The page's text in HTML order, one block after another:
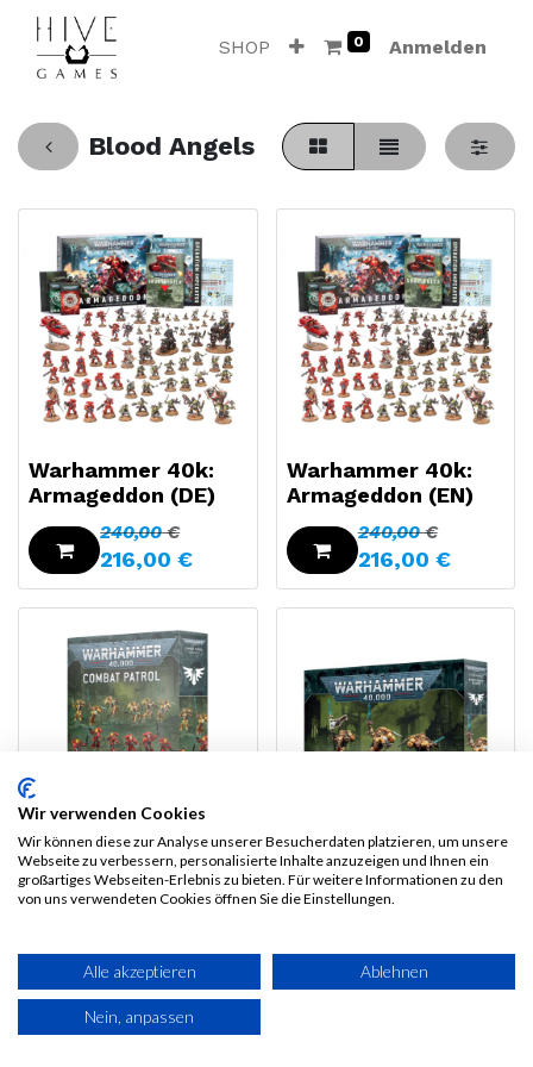
SHOP 0 Anmelden
Blood Angels
Warhammer 40k:
Armageddon (DE)
240,00€
216,00 €
Warhammer 40k:
Armageddon (EN)
240,00€
216,00 €
Combat Patrol:
Blood Angels
121,50€
Blood Angels:
Sanguinary Guard
45,00€
Wir verwenden Cookies
Wir können diese zur Analyse unserer Besucherdaten platzieren, um unsere
Webseite zu verbessern, personalisierte Inhalte anzuzeigen und Ihnen ein
großartiges Webseiten-Erlebnis zu bieten. Für weitere Informationen zu den
von uns verwendeten Cookies öffnen Sie die Einstellungen.
Alle akzeptieren Ablehnen
Nein, anpassen